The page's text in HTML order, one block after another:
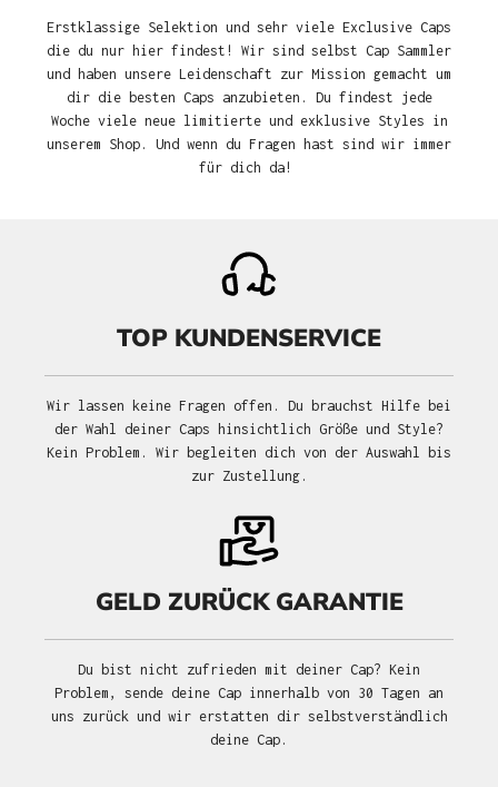
Erstklassige Selektion und sehr viele Exclusive Caps
die du nur hier findest! Wir sind selbst Cap Sammler
und haben unsere Leidenschaft zur Mission gemacht um
dir die besten Caps anzubieten. Du findest jede
Woche viele neue limitierte und exklusive Styles in
unserem Shop. Und wenn du Fragen hast sind wir immer
für dich da!
TOP KUNDENSERVICE
Wir lassen keine Fragen offen. Du brauchst Hilfe bei
der Wahl deiner Caps hinsichtlich Größe und Style?
Kein Problem. Wir begleiten dich von der Auswahl bis
zur Zustellung.
GELD ZURÜCK GARANTIE
Du bist nicht zufrieden mit deiner Cap? Kein
Problem, sende deine Cap innerhalb von 30 Tagen an
uns zurück und wir erstatten dir selbstverständlich
deine Cap.